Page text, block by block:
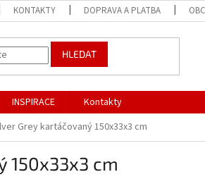
KONTAKTY DOPRAVA A PLATBA
HLEDAT
INSPIRACE
Kontakty
Grey kartáčovaný 150x33x3 cm
150x33x3 cm